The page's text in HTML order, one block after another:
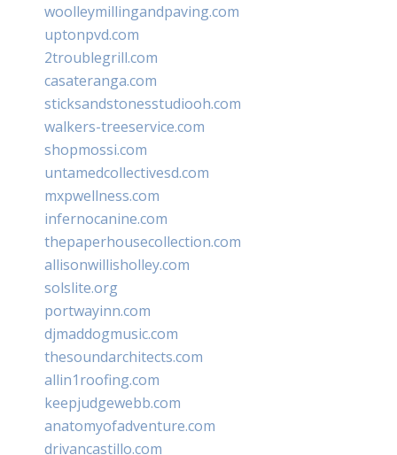
woolleymillingandpaving.com
uptonpvd.com
2troublegrill.com
casateranga.com
sticksandstonesstudiooh.com
walkers-treeservice.com
shopmossi.com
untamedcollectivesd.com
mxpwellness.com
infernocanine.com
thepaperhousecollection.com
allisonwillisholley.com
solslite.org
portwayinn.com
djmaddogmusic.com
thesoundarchitects.com
allin1roofing.com
keepjudgewebb.com
anatomyofadventure.com
drivancastillo.com